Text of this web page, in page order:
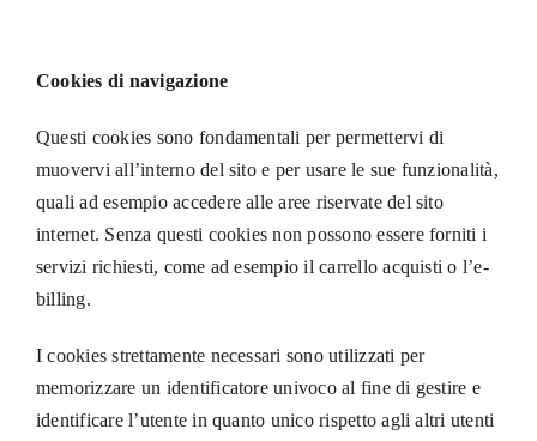
Cookies di navigazione
Questi cookies sono fondamentali per permettervi di
muovervi all’interno del sito e per usare le sue funzionalità,
quali ad esempio accedere alle aree riservate del sito
internet. Senza questi cookies non possono essere forniti i
servizi richiesti, come ad esempio il carrello acquisti o l’e-
billing.
I cookies strettamente necessari sono utilizzati per
memorizzare un identificatore univoco al fine di gestire e
identificare l’utente in quanto unico rispetto agli altri utenti